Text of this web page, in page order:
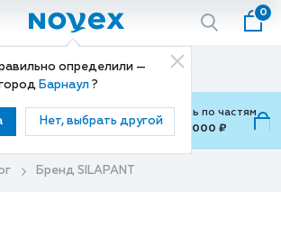
определили —
Барнаул ?
Нет, выбрать другой
0
Способ доставки
Доставка
ваши с Подели
Можно оплатить по частям
от 700 ₽ до 15,000 ₽
Бренд SILAPANT